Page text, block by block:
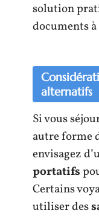
solution
documents
alternatifs
Si vous
autre forme
envisagez
portatifs
Certains
utiliser des